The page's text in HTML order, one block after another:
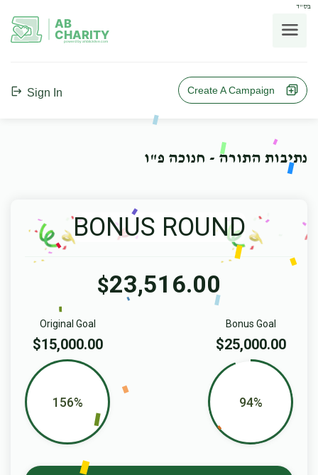
בס"ד
AB
CHARITY
powerd by ahblicklive.com
Sign In Create A Campaign
נתיבות התורה - חנוכה פ"ו
BONUS ROUND
$23,516.00
Bonus Goal
$25,000.00
94%
Original Goal
$15,000.00
156%